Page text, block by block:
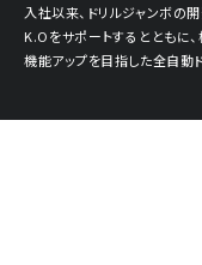
入社以来、ドリルジャンボの
K.Oをサポートするとともに
機能アップを目指した全自動